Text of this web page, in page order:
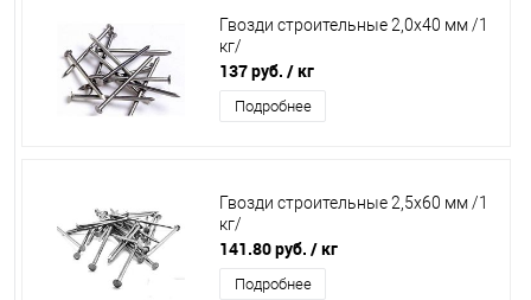
Гвозди строительные 2,0х40 мм /1
кг/
137 руб. / кг
Подробнее
Гвозди строительные 2,5х60 мм /1
кг/
141.80 руб. / кг
Подробнее